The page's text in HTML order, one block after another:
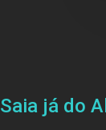
Saia já do